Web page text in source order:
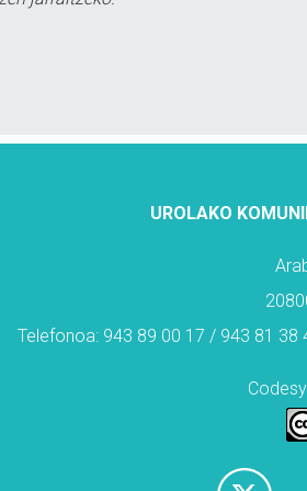
UROLAKO
Telefonoa: 943 89 00 17 / 943 81 38